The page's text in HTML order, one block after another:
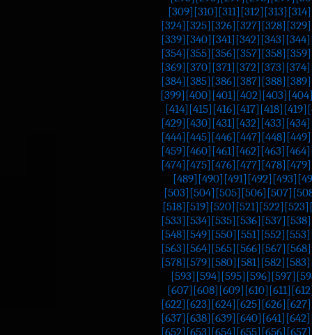
[309] [310] [311] [312] [313] [314]
[324] [325] [326] [327] [328] [329]
[339] [340] [341] [342] [343] [344]
[354] [355] [356] [357] [358] [359]
[369] [370] [371] [372] [373] [374]
[384] [385] [386] [387] [388] [389]
[399] [400] [401] [402] [403]
[414] [415] [416] [417] [418] [419]
[429] [430] [431] [432] [433] [434]
[444] [445] [446] [447] [448] [449]
[459] [460] [461] [462] [463] [464]
[474] [475] [476] [477] [478] [479]
[489] [490] [491] [492] [493]
[503] [504] [505] [506] [507]
[518] [519] [520] [521] [522] [523]
[533] [534] [535] [536] [537] [538]
[548] [549] [550] [551] [552] [553]
[563] [564] [565] [566] [567] [568]
[578] [579] [580] [581] [582] [583]
[593] [594] [595] [596] [597]
[607] [608] [609] [610] [611]
[622] [623] [624] [625] [626] [627]
[637] [638] [639] [640] [641] [642]
[652] [653] [654] [655] [656] [657]